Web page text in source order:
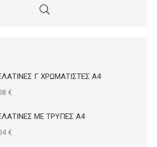
Γ ΧΡΩΜΑΤΙΣΤΕΣ Α4
€
ΜΕ ΤΡΥΠΕΣ Α4
€